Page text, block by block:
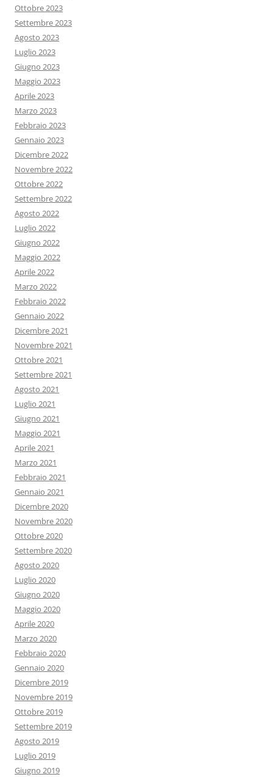
Ottobre 2023
Settembre 2023
Agosto 2023
Luglio 2023
Giugno 2023
Maggio 2023
Aprile 2023
Marzo 2023
Febbraio 2023
Gennaio 2023
Dicembre 2022
Novembre 2022
Ottobre 2022
Settembre 2022
Agosto 2022
Luglio 2022
Giugno 2022
Maggio 2022
Aprile 2022
Marzo 2022
Febbraio 2022
Gennaio 2022
Dicembre 2021
Novembre 2021
Ottobre 2021
Settembre 2021
Agosto 2021
Luglio 2021
Giugno 2021
Maggio 2021
Aprile 2021
Marzo 2021
Febbraio 2021
Gennaio 2021
Dicembre 2020
Novembre 2020
Ottobre 2020
Settembre 2020
Agosto 2020
Luglio 2020
Giugno 2020
Maggio 2020
Aprile 2020
Marzo 2020
Febbraio 2020
Gennaio 2020
Dicembre 2019
Novembre 2019
Ottobre 2019
Settembre 2019
Agosto 2019
Luglio 2019
Giugno 2019